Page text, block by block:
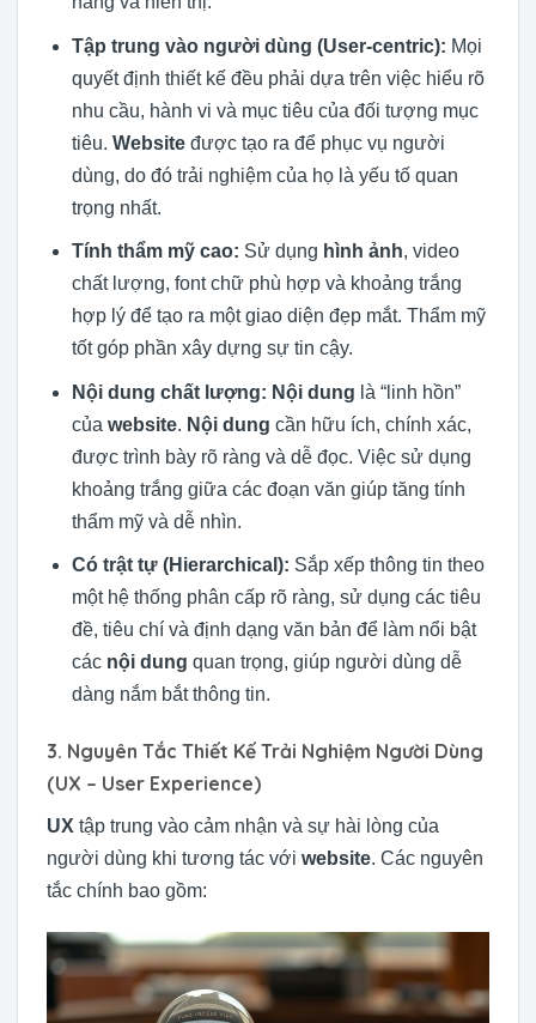
Tập trung vào người dùng (User-centric): Mọi
quyết định thiết kế đều phải dựa trên việc hiểu rõ
nhu cầu, hành vi và mục tiêu của đối tượng mục
tiêu. Websiteđược tạo ra để phục vụ người
dùng, do đó trải nghiệm của họ là yếu tố quan
trọng nhất.
Tính thẩm mỹ cao: Sử dụng hình ảnh, video
chất lượng, font chữ phù hợp và khoảng trắng
hợp lý để tạo ra một giao diện đẹp mắt. Thẩm mỹ
tốt góp phần xây dựng sự tin cậy.
Nội dung chất lượng: Nội dung là “linh hồn”
của website. Nội dung cần hữu ích, chính xác,
được trình bày rõ ràng và dễ đọc. Việc sử dụng
khoảng trắng giữa các đoạn văn giúp tăng tính
thẩm mỹ và dễ nhìn.
Có trật tự (Hierarchical): Sắp xếp thông tin theo
một hệ thống phân cấp rõ ràng, sử dụng các tiêu
đề, tiêu chí và định dạng văn bản để làm nổi bật
các nội dung quan trọng, giúp người dùng dễ
dàng nắm bắt thông tin.
3. Nguyên Tắc Thiết Kế Trải Nghiệm Người Dùng
(UX – User Experience)
UX tập trung vào cảm nhận và sự hài lòng của
người dùng khi tương tác với website. Các nguyên
tắc chính bao gồm: